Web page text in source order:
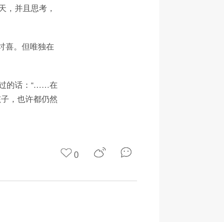
并且思考，
喜。但唯独在
的话：“……在
，也许都仍然
0